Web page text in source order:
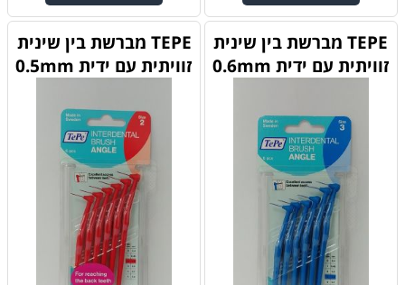
TEPE מברשת בין שינית
זוויתית עם ידית 0.6mm
TEPE מברשת בין שינית
זוויתית עם ידית 0.5mm